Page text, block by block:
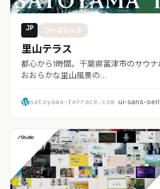
JP コーポレート
里山テラス
都心から1時間。千葉県富津市のサウナ
おおらかな里山風景の…
satoyama-terrace.com· ui-sans-